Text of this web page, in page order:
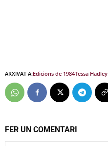
ARXIVAT A:Edicions de 1984Tessa Hadley
FER UN COMENTARI